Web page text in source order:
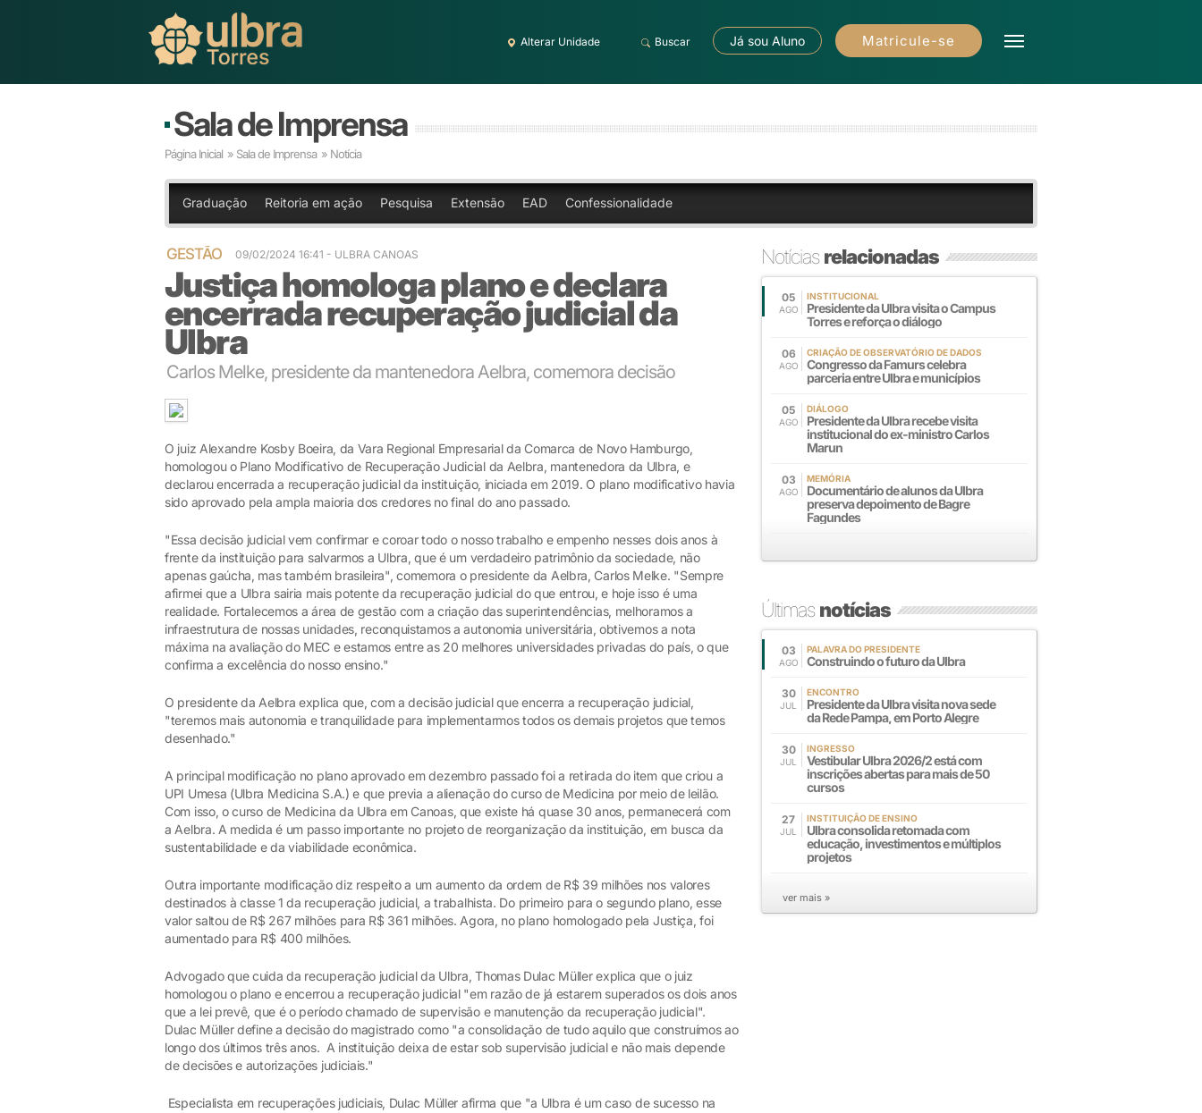
Alterar Unidade Buscar Já sou Aluno Matricule-se
Sala de Imprensa
Página Inicial » Sala de Imprensa » Notícia
Graduação Reitoria em ação Pesquisa Extensão EAD Confessionalidade
GESTÃO 09/02/2024 16:41 - ULBRA CANOAS
Justiça homologa plano e declara
encerrada recuperação judicial da
Ulbra
Carlos Melke, presidente da mantenedora Aelbra, comemora decisão
O juiz Alexandre Kosby Boeira, da Vara Regional Empresarial da Comarca de Novo Hamburgo,
homologou o Plano Modificativo de Recuperação Judicial da Aelbra, mantenedora da Ulbra, e
declarou encerrada a recuperação judicial da instituição, iniciada em 2019. O plano modificativo havia
sido aprovado pela ampla maioria dos credores no final do ano passado.
"Essa decisão judicial vem confirmar e coroar todo o nosso trabalho e empenho nesses dois anos à
frente da instituição para salvarmos a Ulbra, que é um verdadeiro patrimônio da sociedade, não
apenas gaúcha, mas também brasileira", comemora o presidente da Aelbra, Carlos Melke. "Sempre
afirmei que a Ulbra sairia mais potente da recuperação judicial do que entrou, e hoje isso é uma
realidade. Fortalecemos a área de gestão com a criação das superintendências, melhoramos a
infraestrutura de nossas unidades, reconquistamos a autonomia universitária, obtivemos a nota
máxima na avaliação do MEC e estamos entre as 20 melhores universidades privadas do país, o que
confirma a excelência do nosso ensino."
O presidente da Aelbra explica que, com a decisão judicial que encerra a recuperação judicial,
"teremos mais autonomia e tranquilidade para implementarmos todos os demais projetos que temos
desenhado."
A principal modificação no plano aprovado em dezembro passado foi a retirada do item que criou a
UPI Umesa (Ulbra Medicina S.A.) e que previa a alienação do curso de Medicina por meio de leilão.
Com isso, o curso de Medicina da Ulbra em Canoas, que existe há quase 30 anos, permanecerá com
a Aelbra. A medida é um passo importante no projeto de reorganização da instituição, em busca da
sustentabilidade e da viabilidade econômica.
Outra importante modificação diz respeito a um aumento da ordem de R$ 39 milhões nos valores
destinados à classe 1 da recuperação judicial, a trabalhista. Do primeiro para o segundo plano, esse
valor saltou de R$ 267 milhões para R$ 361 milhões. Agora, no plano homologado pela Justiça, foi
aumentado para R$ 400 milhões.
Advogado que cuida da recuperação judicial da Ulbra, Thomas Dulac Müller explica que o juiz
homologou o plano e encerrou a recuperação judicial "em razão de já estarem superados os dois anos
que a lei prevê, que é o período chamado de supervisão e manutenção da recuperação judicial".
Dulac Müller define a decisão do magistrado como "a consolidação de tudo aquilo que construímos ao
longo dos últimos três anos. A instituição deixa de estar sob supervisão judicial e não mais depende
de decisões e autorizações judiciais."
Especialista em recuperações judiciais, Dulac Müller afirma que "a Ulbra é um caso de sucesso na
Notíciasrelacionadas
05
AGO
INSTITUCIONAL
Presidente da Ulbra visita o Campus
Torres e reforça o diálogo
06
AGO
CRIAÇÃO DE OBSERVATÓRIO DE DADOS
Congresso da Famurs celebra
parceria entre Ulbra e municípios
05
AGO
DIÁLOGO
Presidente da Ulbra recebe visita
institucional do ex-ministro Carlos
Marun
03
AGO
MEMÓRIA
Documentário de alunos da Ulbra
preserva depoimento de Bagre
Fagundes
Últimasnotícias
03
AGO
PALAVRA DO PRESIDENTE
Construindo o futuro da Ulbra
30
JUL
ENCONTRO
Presidente da Ulbra visita nova sede
da Rede Pampa, em Porto Alegre
30
JUL
INGRESSO
Vestibular Ulbra 2026/2 está com
inscrições abertas para mais de 50
cursos
27
JUL
INSTITUIÇÃO DE ENSINO
Ulbra consolida retomada com
educação, investimentos e múltiplos
projetos
ver mais »